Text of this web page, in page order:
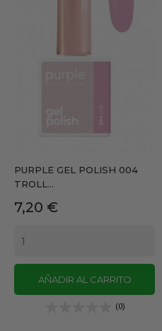
PURPLE GEL POLISH 004
TROLL...
Precio
7,20 €
AÑADIR AL CARRITO
(0)